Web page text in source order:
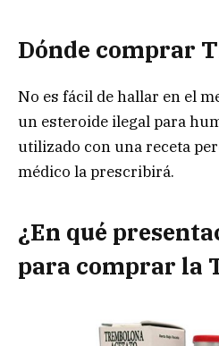
Dónde comprar
No es fácil de hallar en el
un esteroide ilegal para
utilizado con una receta
médico la prescribirá.
¿En qué
para comprar la